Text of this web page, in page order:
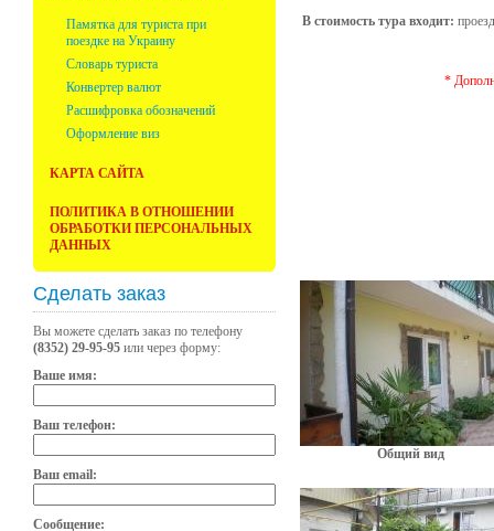
Памятка для туриста при
поездке на Украину
Словарь туриста
Конвертер валют
Расшифровка обозначений
Оформление виз
КАРТА САЙТА
ПОЛИТИКА В ОТНОШЕНИИ
ОБРАБОТКИ ПЕРСОНАЛЬНЫХ
ДАННЫХ
Сделать заказ
Вы можете сделать заказ по телефону
(8352) 29-95-95 или через форму:
Ваше имя:
Ваш телефон:
Ваш email:
Сообщение:
В стоимость тура входит:
*
Общий вид